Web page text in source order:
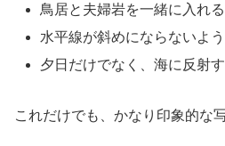
鳥居と夫婦岩を一緒に入れる
水平線が斜めにならないよ
夕日だけでなく、海に反射
これだけでも、かなり印象的な